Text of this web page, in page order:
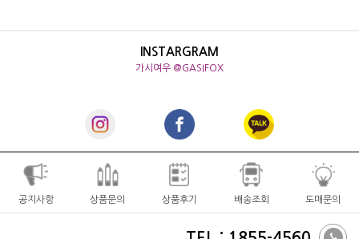
INSTARGRAM
가시여우 @GASIFOX
공지사항 상품문의 상품후기 배송조회 도매문의